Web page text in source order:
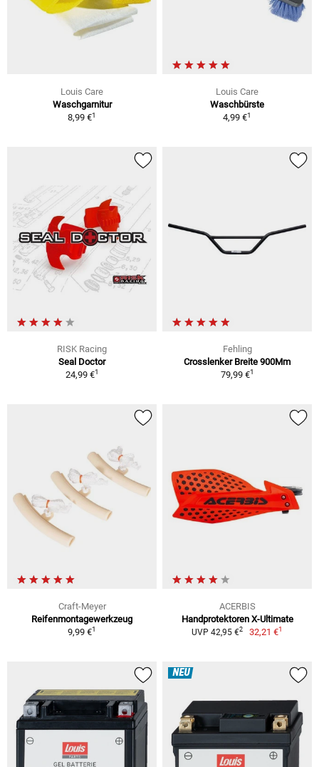
Louis Care
Waschgarnitur
8,99 €1
Louis Care
Waschbürste
4,99 €1
RISK Racing
Seal Doctor
24,99 €1
Fehling
Crosslenker Breite 900Mm
79,99 €1
Craft-Meyer
Reifenmontagewerkzeug
9,99 €1
ACERBIS
Handprotektoren X-Ultimate
UVP 42,95 €2 32,21 €1
NEU